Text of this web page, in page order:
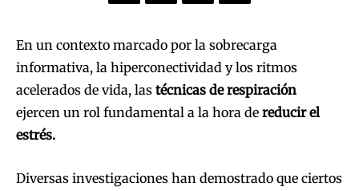
En un contexto marcado por la sobrecarga
informativa, la hiperconectividad y los ritmos
acelerados de vida, las técnicas de respiración
ejercen un rol fundamental a la hora de reducir el
estrés.
Diversas investigaciones han demostrado que ciertos